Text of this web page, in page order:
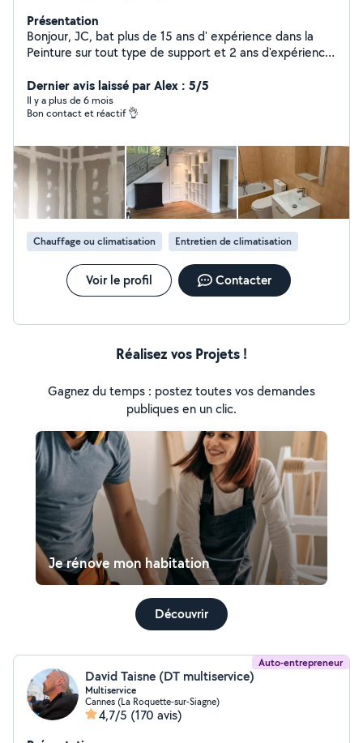
Présentation
Bonjour, JC, bat plus de 15 ans d' expérience dans la
Peinture sur tout type de support et 2 ans d'expérience
ponçage. . Couche d'impression et 2 couche de
Peinture. . Pose de papier peint sur les murs . Je travaille
aussi le tadelak et la chaux . Installation d'une clim +
pas à me contacter faire appel à mes services.
Dernier avis laissé par Alex : 5/5
Il y a plus de 6 mois
Bon contact et réactif 👌
Chauffage ou climatisation Entretien de climatisation
Voir le profil Contacter
Réalisez vos Projets !
Gagnez du temps : postez toutes vos demandes
publiques en un clic.
Je rénove mon habitation
Découvrir
Auto-entrepreneur
David Taisne (DT multiservice)
Multiservice
Cannes (La Roquette-sur-Siagne)
4,7/5 (170 avis)